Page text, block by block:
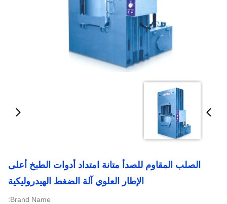
الصلب المقاوم للصدأ متانة امتداد أدوات الطبخ أعلى
الإطار العلوي آلة الضغط الهيدروليكية
Brand Name: